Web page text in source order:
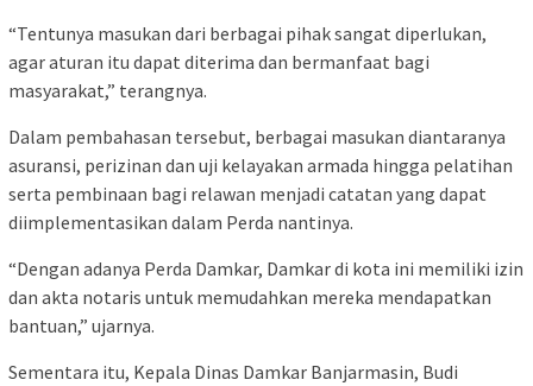
“Tentunya masukan dari berbagai pihak sangat diperlukan,
agar aturan itu dapat diterima dan bermanfaat bagi
masyarakat,” terangnya.
Dalam pembahasan tersebut, berbagai masukan diantaranya
asuransi, perizinan dan uji kelayakan armada hingga pelatihan
serta pembinaan bagi relawan menjadi catatan yang dapat
diimplementasikan dalam Perda nantinya.
“Dengan adanya Perda Damkar, Damkar di kota ini memiliki izin
dan akta notaris untuk memudahkan mereka mendapatkan
bantuan,” ujarnya.
Sementara itu, Kepala Dinas Damkar Banjarmasin, Budi